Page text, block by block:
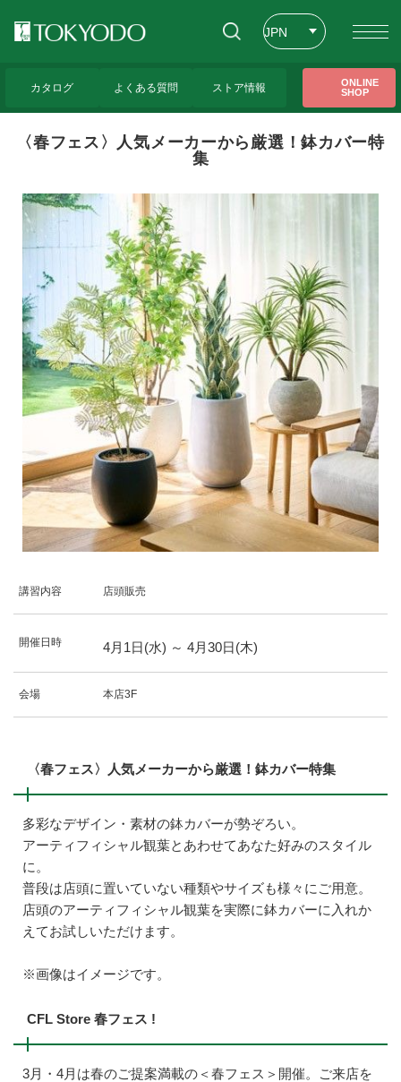
JPN
カタログ よくある質問 ストア情報
ONLINE
SHOP
〈春フェス〉人気メーカーから厳選！鉢カ
バー特集
〈春フェス〉人気メーカーから厳選！鉢カバー特
集
講習内容 店頭販売
開催日時 4月 1日(水) ～ 4月30日(木)
会場 本店3F
〈春フェス〉人気メーカーから厳選！鉢カバー特集
多彩なデザイン・素材の鉢カバーが勢ぞろい。
アーティフィシャル観葉とあわせてあなた好みのスタイル
に。
普段は店頭に置いていない種類やサイズも様々にご用意。
店頭のアーティフィシャル観葉を実際に鉢カバーに入れか
えてお試しいただけます。
※画像はイメージです。
CFL Store 春フェス !
3月・4月は春のご提案満載の＜春フェス＞開催。ご来店を